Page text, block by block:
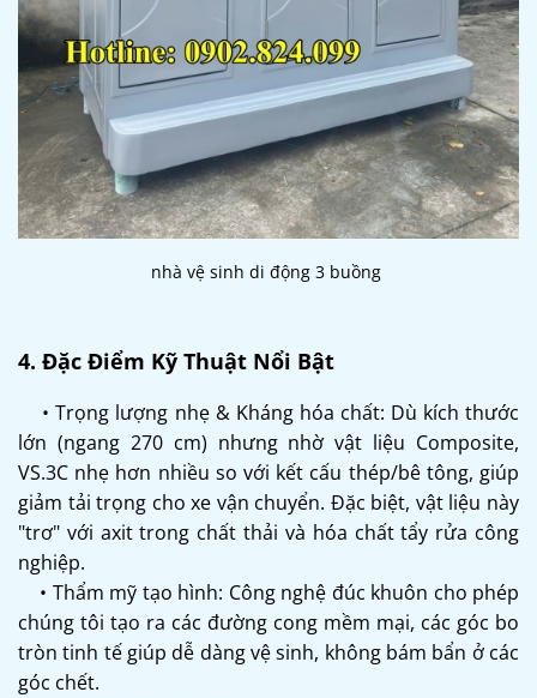
nhà vệ sinh di động 3 buồng
4. Đặc Điểm Kỹ Thuật Nổi Bật
• Trọng lượng nhẹ & Kháng hóa chất: Dù kích thước
lớn (ngang 270 cm) nhưng nhờ vật liệu Composite,
VS.3C nhẹ hơn nhiều so với kết cấu thép/bê tông, giúp
giảm tải trọng cho xe vận chuyển. Đặc biệt, vật liệu này
"trơ" với axit trong chất thải và hóa chất tẩy rửa công
nghiệp.
• Thẩm mỹ tạo hình: Công nghệ đúc khuôn cho phép
chúng tôi tạo ra các đường cong mềm mại, các góc bo
tròn tinh tế giúp dễ dàng vệ sinh, không bám bẩn ở các
góc chết.